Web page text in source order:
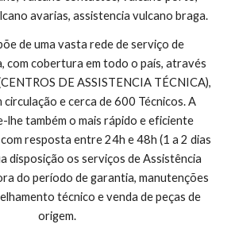
avarias, assistencia vulcano braga.
de uma vasta rede de serviço de
com cobertura em todo o país, através
DE ASSISTENCIA TÉCNICA),
e cerca de 600 Técnicos. A
lhe também o mais rápido e eficiente
resposta entre 24h e 48h (1 a 2 dias
disposição os serviços de Assistência
do período de garantia, manutenções
técnico e venda de peças de
origem.